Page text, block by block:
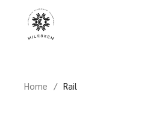
content
Home Rail